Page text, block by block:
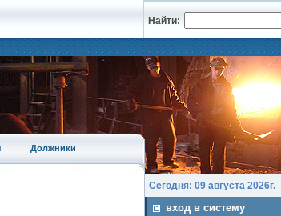
Найти:
Должники
Сегодня: 09 августа 2026г.
вход в систему